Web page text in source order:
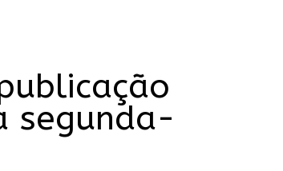
segunda-